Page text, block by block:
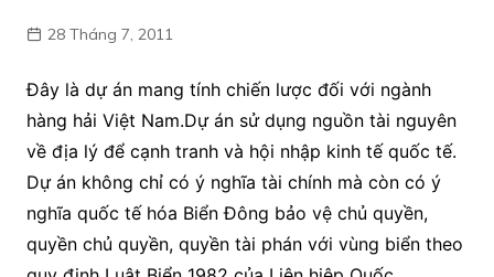
28 Tháng 7, 2011
Đây là dự án mang tính chiến lược đối với ngành
hàng hải Việt Nam.Dự án sử dụng nguồn tài nguyên
về địa lý để cạnh tranh và hội nhập kinh tế quốc tế.
Dự án không chỉ có ý nghĩa tài chính mà còn có ý
nghĩa quốc tế hóa Biển Đông bảo vệ chủ quyền,
quyền chủ quyền, quyền tài phán với vùng biển theo